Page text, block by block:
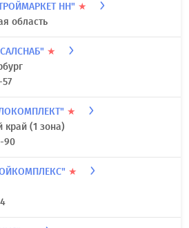
НН" ★
область
★
★
край (1 зона)
90
★